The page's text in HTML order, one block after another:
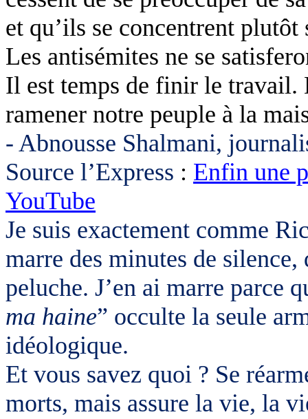
et qu’ils se concentrent
Les antisémites ne se
Il est temps de finir le travail.
ramener notre peuple à la
- Abnousse Shalmani,
Source l’Express : Enfin une
YouTube
Je suis exactement comme
marre des minutes de silence,
peluche. J’en ai marre parce
ma haine” occulte la seule
idéologique.
Et vous savez quoi ? Se
morts, mais assure la vie, la